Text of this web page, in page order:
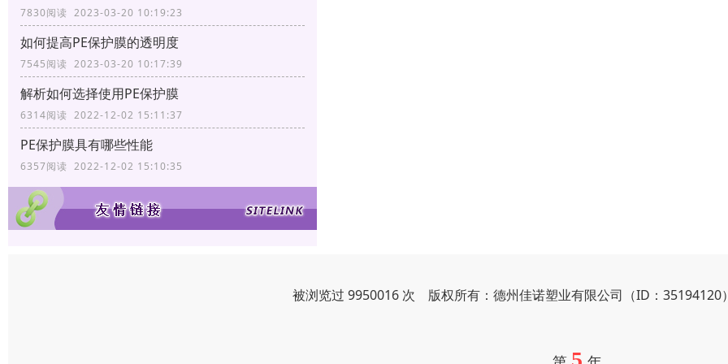
7830阅读 2023-03-20 10:19:23
如何提高PE保护膜的透明度
7545阅读 2023-03-20 10:17:39
解析如何选择使用PE保护膜
6314阅读 2022-12-02 15:11:37
PE保护膜具有哪些性能
6357阅读 2022-12-02 15:10:35
被浏览过 9950016 次 版权所有：德州佳诺塑业有限公司（ID：35194120）